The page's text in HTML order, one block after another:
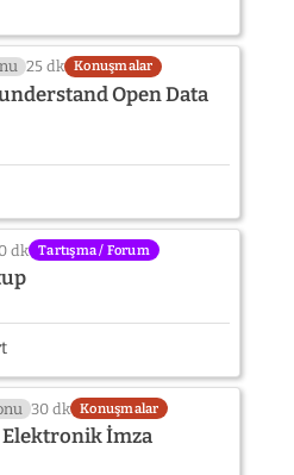
25 dk Konuşmalar
Open Data
dk Tartışma / Forum
30 dk Konuşmalar
Elektronik İmza